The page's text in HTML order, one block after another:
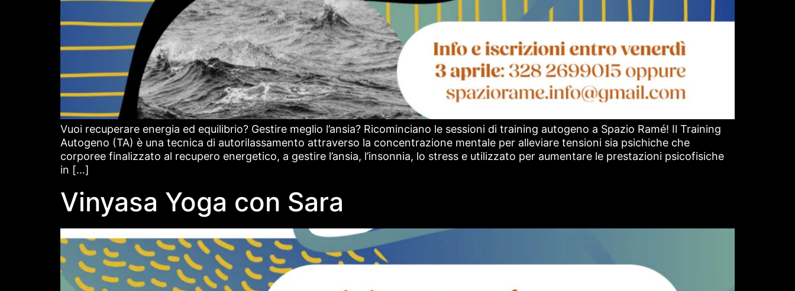
Vuoi recuperare energia ed equilibrio? Gestire meglio l’ansia? Ricominciano le sessioni di training autogeno a Spazio Ramé! Il Training
Autogeno (TA) è una tecnica di autorilassamento attraverso la concentrazione mentale per alleviare tensioni sia psichiche che
corporee finalizzato al recupero energetico, a gestire l’ansia, l’insonnia, lo stress e utilizzato per aumentare le prestazioni psicofisiche
in […]
Vinyasa Yoga con Sara